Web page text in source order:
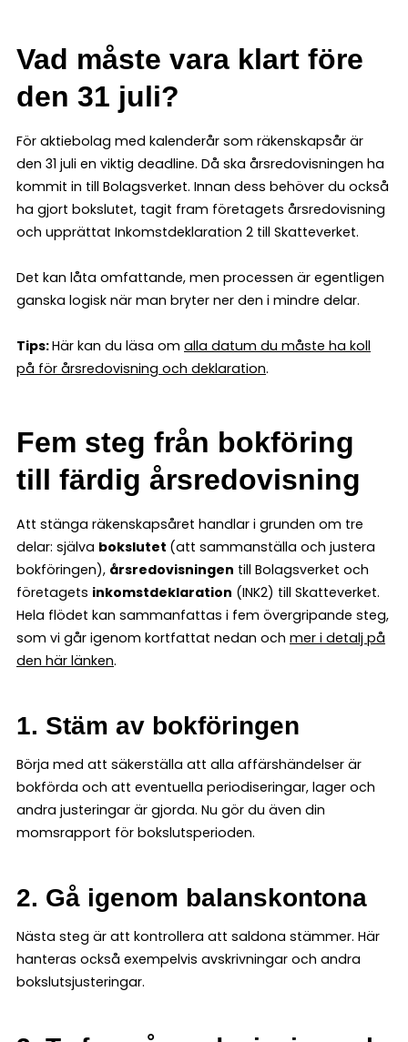
Vad måste vara klart före
den 31 juli?
För aktiebolag med kalenderår som räkenskapsår är
den 31 juli en viktig deadline. Då ska årsredovisningen ha
kommit in till Bolagsverket. Innan dess behöver du också
ha gjort bokslutet, tagit fram företagets årsredovisning
och upprättat Inkomstdeklaration 2 till Skatteverket.
Det kan låta omfattande, men processen är egentligen
ganska logisk när man bryter ner den i mindre delar.
Tips:Här kan du läsa om alla datum du måste ha koll
på för årsredovisning och deklaration.
Fem steg från bokföring
till färdig årsredovisning
Att stänga räkenskapsåret handlar i grunden om tre
delar: själva bokslutet (att sammanställa och justera
bokföringen), årsredovisningen till Bolagsverket och
företagets inkomstdeklaration (INK2) till Skatteverket.
Hela flödet kan sammanfattas i fem övergripande steg,
som vi går igenom kortfattat nedan och mer i detalj på
den här länken.
1. Stäm av bokföringen
Börja med att säkerställa att alla affärshändelser är
bokförda och att eventuella periodiseringar, lager och
andra justeringar är gjorda. Nu gör du även din
momsrapport för bokslutsperioden.
2. Gå igenom balanskontona
Nästa steg är att kontrollera att saldona stämmer. Här
hanteras också exempelvis avskrivningar och andra
bokslutsjusteringar.